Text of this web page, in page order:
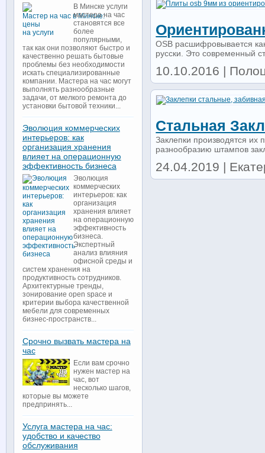
OSB расшифровывается
русски. Это современный
10.10.2016 |
Стальная
Заклепки производятся их
разнообразию штампов
24.04.2019 |
В Минске услуги
мастера на час
становятся все
более
популярными,
так как они позволяют быстро и
качественно решать бытовые
проблемы без необходимости
искать специализированные
компании. Мастера на час могут
выполнять разнообразные
задачи, от мелкого ремонта до
установки бытовой техники...
Эволюция коммерческих
интерьеров: как
организация хранения
влияет на операционную
эффективность бизнеса
Эволюция
коммерческих
интерьеров: как
организация
хранения влияет
на операционную
эффективность
бизнеса.
Экспертный
анализ влияния
офисной среды и
систем хранения на
продуктивность сотрудников.
Архитектурные тренды,
зонирование open space и
критерии выбора качественной
мебели для современных
бизнес-пространств...
Срочно вызвать мастера на
час
Если вам срочно
нужен мастер на
час, вот
несколько шагов,
которые вы можете
предпринять...
Услуга мастера на час:
удобство и качество
обслуживания